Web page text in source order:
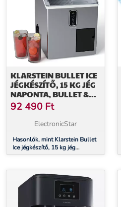
KLARSTEIN BULLET ICE
JÉGKÉSZÍTŐ, 15 KG JÉG
NAPONTA, BULLET &
ZÚZOTT JÉG,
ROZSDAMENTES ACÉL
92 490 Ft
ElectronicStar
Hasonlók, mint Klarstein Bullet
Ice jégkészítő, 15 kg jég
naponta, Bullet & zúzott jég,